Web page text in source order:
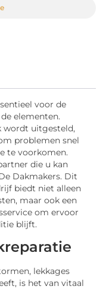
voor de
elementen.
wordt uitgesteld,
problemen snel
te voorkomen.
die u kan
Dakmakers. Dit
biedt niet alleen
maar ook een
om ervoor
blijft.
lekkages
is het van vitaal